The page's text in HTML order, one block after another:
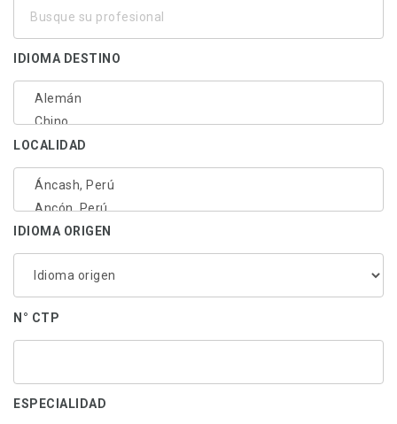
profesional
IDIOMA DESTINO
LOCALIDAD
IDIOMA ORIGEN
N° CTP
ESPECIALIDAD